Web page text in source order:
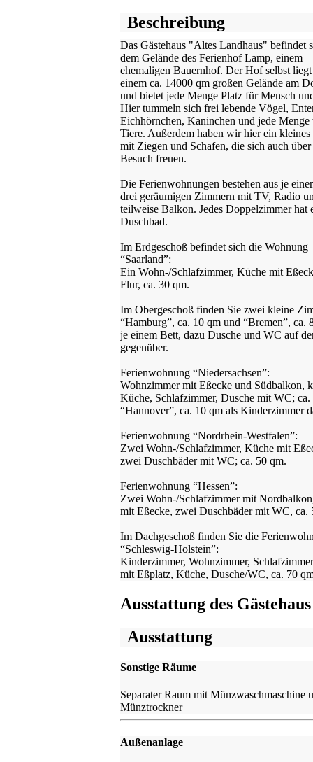
Beschreibung
Das Gästehaus "Altes Landhaus" befindet
dem Gelände des Ferienhof Lamp, einem
ehemaligen Bauernhof. Der Hof selbst
einem ca. 14000 qm großen Gelände am
und bietet jede Menge Platz für Mensch
Hier tummeln sich frei lebende Vögel,
Eichhörnchen, Kaninchen und jede Menge
Tiere. Außerdem haben wir hier ein kleines
mit Ziegen und Schafen, die sich auch über
Besuch freuen.
Die Ferienwohnungen bestehen aus je
drei geräumigen Zimmern mit TV, Radio
teilweise Balkon. Jedes Doppelzimmer hat
Duschbad.
Im Erdgeschoß befindet sich die Wohnung
“Saarland”:
Ein Wohn-/Schlafzimmer, Küche mit
Flur, ca. 30 qm.
Im Obergeschoß finden Sie zwei kleine
“Hamburg”, ca. 10 qm und “Bremen”, ca.
je einem Bett, dazu Dusche und WC auf
gegenüber.
Ferienwohnung “Niedersachsen”:
Wohnzimmer mit Eßecke und Südbalkon,
Küche, Schlafzimmer, Dusche mit WC; ca.
“Hannover”, ca. 10 qm als Kinderzimmer
Ferienwohnung “Nordrhein-Westfalen”:
Zwei Wohn-/Schlafzimmer, Küche mit
zwei Duschbäder mit WC; ca. 50 qm.
Ferienwohnung “Hessen”:
Zwei Wohn-/Schlafzimmer mit
mit Eßecke, zwei Duschbäder mit WC, ca.
Im Dachgeschoß finden Sie die
“Schleswig-Holstein”:
Kinderzimmer, Wohnzimmer,
mit Eßplatz, Küche, Dusche/WC, ca. 70
Ausstattung des Gästehaus
Ausstattung
Sonstige Räume
Separater Raum mit Münzwaschmaschine
Münztrockner
Außenanlage